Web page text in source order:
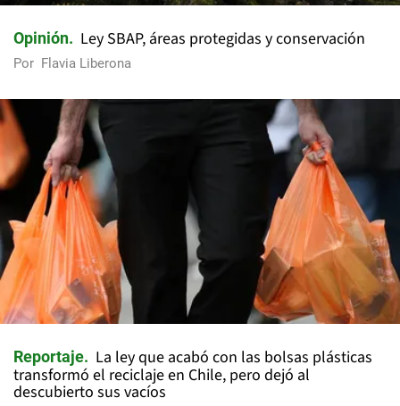
Opinión Ley SBAP, áreas protegidas y conservación
Por Flavia Liberona
Reportaje
La ley que acabó con las bolsas plásticas
transformó el reciclaje en Chile, pero dejó al
descubierto sus vacíos